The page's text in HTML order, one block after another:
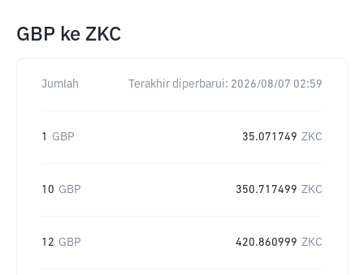
GBP ke ZKC
Jumlah Terakhir diperbarui: 2026/08/07 02:59
1 GBP 35.071749 ZKC
10 GBP 350.717499 ZKC
12 GBP 420.860999 ZKC